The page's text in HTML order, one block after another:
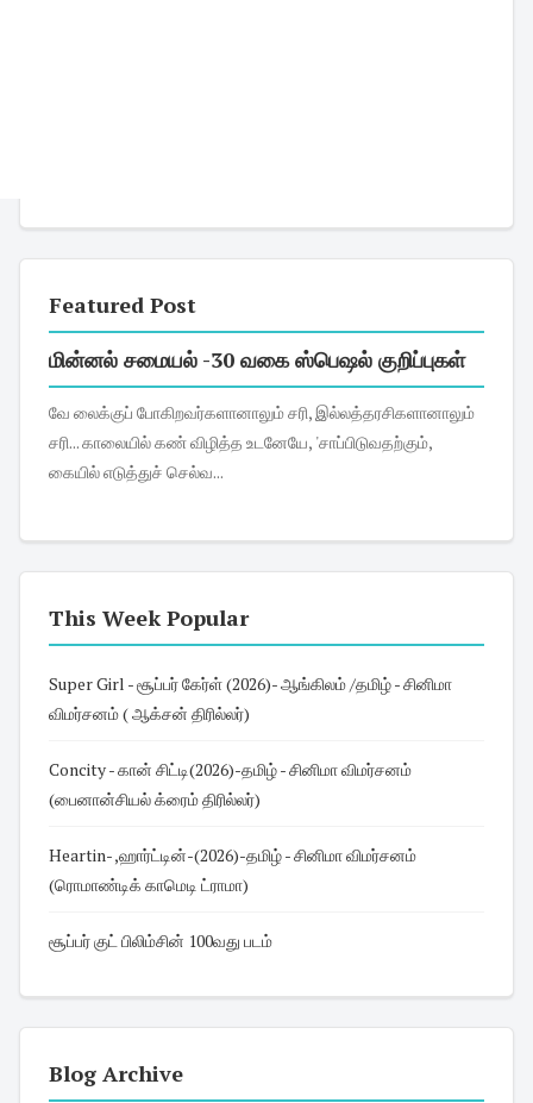
Featured Post
மின்னல் சமையல் -30 வகை ஸ்பெஷல் குறிப்புகள்
வே லைக்குப் போகிறவர்களானாலும் சரி, இல்லத்தரசிகளானாலும்
சரி... காலையில் கண் விழித்த உடனேயே, 'சாப்பிடுவதற்கும்,
கையில் எடுத்துச் செல்வ...
This Week Popular
Super Girl - சூப்பர் கேர்ள் (2026)- ஆங்கிலம் /தமிழ் - சினிமா
விமர்சனம் ( ஆக்சன் திரில்லர்)
Concity - கான் சிட்டி(2026)-தமிழ் - சினிமா விமர்சனம்
(பைனான்சியல் க்ரைம் திரில்லர்)
Heartin- ,ஹார்ட்டின்-(2026)-தமிழ் - சினிமா விமர்சனம்
(ரொமாண்டிக் காமெடி ட்ராமா)
சூப்பர் குட் பிலிம்சின் 100வது படம்
Blog Archive